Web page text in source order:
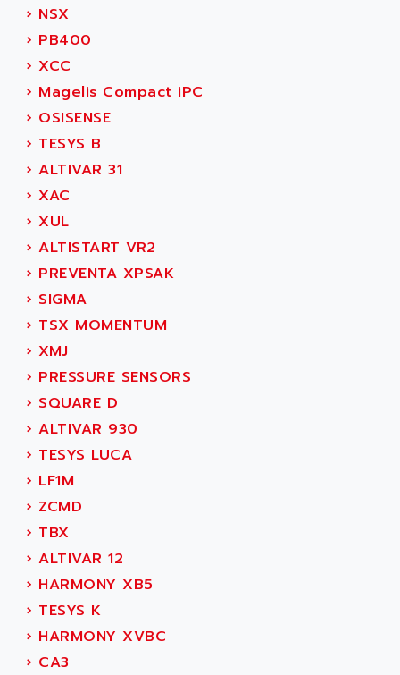
BSM SERIE
SIMODRIVE 210
SIMODRIVE 610
SIMODRIVE 650
SIMOREG
SINUMERIK 800
PREVENTA
TWIDO
NANO
PCMCIA CARD
SIMATIC S7-300
TDM
DIAX 2
TVM
KDV
KVR
SERVO DRIVE
AC MAINSPINDLE
KDA
KDS
ACQUIDUC
ACROMAG
ACS
ACS MOTION CONTROL
ACT KERN
ACTIA
ACTIVA MULLER
ACTIVE HUB
ACTIVIB
ACTRONIC
ACU-TIME
ACX ADAP TORR
ADA
ADAC
ADAFRUIT
ADAM
ADAMEL
ADANI PSC
ADAPTATER
ADAPTATIVE
› NSX
› PB400
› XCC
› Magelis Compact iPC
› OSISENSE
› TESYS B
› ALTIVAR 31
› XAC
› XUL
› ALTISTART VR2
› PREVENTA XPSAK
› SIGMA
› TSX MOMENTUM
› XMJ
› PRESSURE SENSORS
› SQUARE D
› ALTIVAR 930
› TESYS LUCA
› LF1M
› ZCMD
› TBX
› ALTIVAR 12
› HARMONY XB5
› TESYS K
› HARMONY XVBC
› CA3